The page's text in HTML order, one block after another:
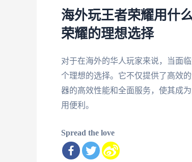
海外玩王者荣耀用什
荣耀的理想选择
对于在海外的华人玩家来说，当面临
个理想的选择。它不仅提供了高效
器的高效性能和全面服务，使其成
用便利。
Spread the love